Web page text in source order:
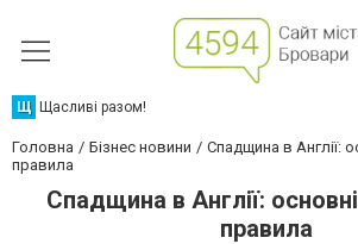
Щ Щасливі разом!
Головна Бізнес новини
Спадщина в Англії:
правила
Спадщина в Англії:
правила